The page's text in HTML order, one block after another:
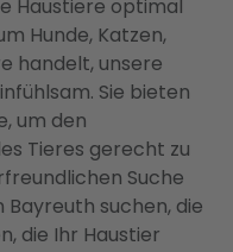
Haustiere optimal
Hunde, Katzen,
handelt, unsere
Sie bieten
um den
Tieres gerecht zu
Suche
Bayreuth suchen, die
die Ihr Haustier